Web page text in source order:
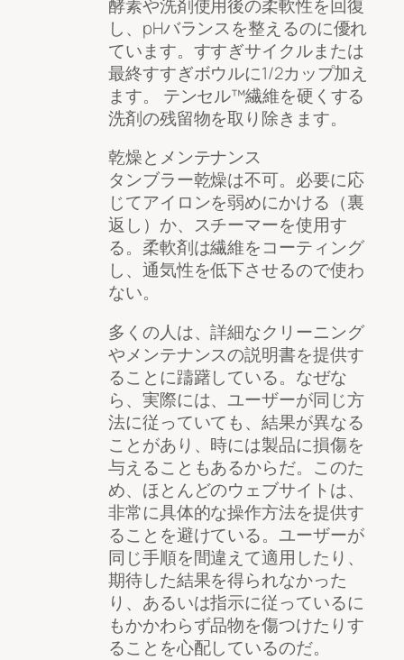
酵素や洗剤使用後の柔軟性を回復
し、pHバランスを整えるのに優れ
ています。すすぎサイクルまたは
最終すすぎボウルに1/2カップ加え
ます。 テンセル™繊維を硬くする
洗剤の残留物を取り除きます。
乾燥とメンテナンス
タンブラー乾燥は不可。必要に応
じてアイロンを弱めにかける（裏
返し）か、スチーマーを使用す
る。柔軟剤は繊維をコーティング
し、通気性を低下させるので使わ
ない。
多くの人は、詳細なクリーニング
やメンテナンスの説明書を提供す
ることに躊躇している。なぜな
ら、実際には、ユーザーが同じ方
法に従っていても、結果が異なる
ことがあり、時には製品に損傷を
与えることもあるからだ。このた
め、ほとんどのウェブサイトは、
非常に具体的な操作方法を提供す
ることを避けている。ユーザーが
同じ手順を間違えて適用したり、
期待した結果を得られなかった
り、あるいは指示に従っているに
もかかわらず品物を傷つけたりす
ることを心配しているのだ。